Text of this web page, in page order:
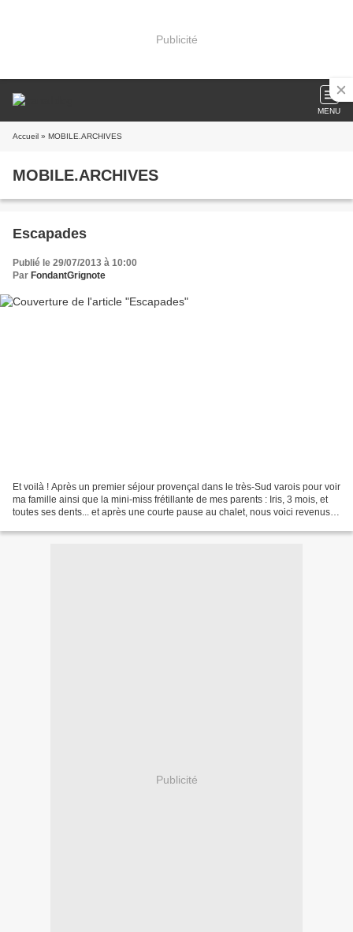
Publicité
MENU
Accueil » MOBILE.ARCHIVES
MOBILE.ARCHIVES
Escapades
Publié le 29/07/2013 à 10:00
Par FondantGrignote
Et voilà ! Après un premier séjour provençal dans le très-Sud varois pour voir
ma famille ainsi que la mini-miss frétillante de mes parents : Iris, 3 mois, et
toutes ses dents... et après une courte pause au chalet, nous voici revenus
Publicité